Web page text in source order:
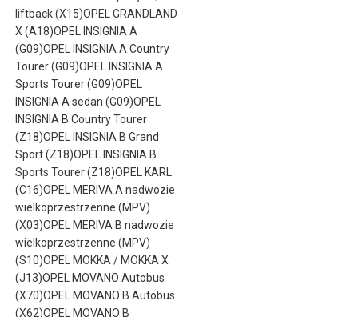
liftback (X15)OPEL GRANDLAND
X (A18)OPEL INSIGNIA A
(G09)OPEL INSIGNIA A Country
Tourer (G09)OPEL INSIGNIA A
Sports Tourer (G09)OPEL
INSIGNIA A sedan (G09)OPEL
INSIGNIA B Country Tourer
(Z18)OPEL INSIGNIA B Grand
Sport (Z18)OPEL INSIGNIA B
Sports Tourer (Z18)OPEL KARL
(C16)OPEL MERIVA A nadwozie
wielkoprzestrzenne (MPV)
(X03)OPEL MERIVA B nadwozie
wielkoprzestrzenne (MPV)
(S10)OPEL MOKKA / MOKKA X
(J13)OPEL MOVANO Autobus
(X70)OPEL MOVANO B Autobus
(X62)OPEL MOVANO B